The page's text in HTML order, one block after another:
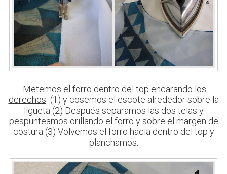
Metemos el forro dentro del top encarando los
derechos (1) y cosemos el escote alrededor sobre la
ligueta (2) Después separamos las dos telas y
pespunteamos orillando el forro y sobre el margen de
costura (3) Volvemos el forro hacia dentro del top y
planchamos.